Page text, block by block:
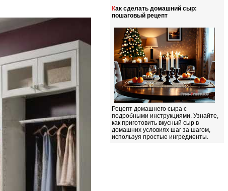
Как сделать домашний сыр:
пошаговый рецепт
Рецепт домашнего сыра с
подробными инструкциями. Узнайте,
как приготовить вкусный сыр в
домашних условиях шаг за шагом,
используя простые ингредиенты.